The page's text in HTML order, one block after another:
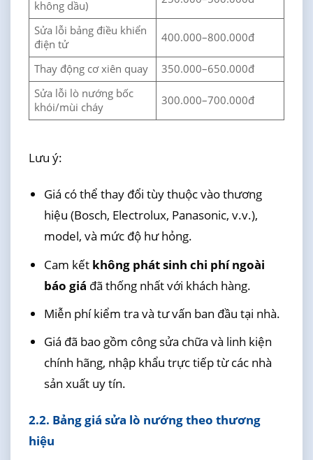
không dầu)
Sửa lỗi bảng điều khiển
điện tử
400.000–800.000đ
Thay động cơ xiên quay
350.000–650.000đ
Sửa lỗi lò nướng bốc
khói/mùi cháy
300.000–700.000đ
Lưu ý:
Giá có thể thay đổi tùy thuộc vào thương
hiệu (Bosch, Electrolux, Panasonic, v.v.),
model, và mức độ hư hỏng.
Cam kết không phát sinh chi phí ngoài
báo giá đã thống nhất với khách hàng.
Miễn phí kiểm tra và tư vấn ban đầu tại nhà.
Giá đã bao gồm công sửa chữa và linh kiện
chính hãng, nhập khẩu trực tiếp từ các nhà
sản xuất uy tín.
2.2. Bảng giá sửa lò nướng theo thương
hiệu